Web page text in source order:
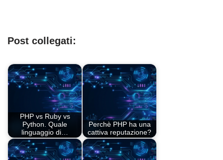
Post collegati:
PHP vs Ruby vs
Python. Quale
linguaggio di…
Perchè PHP ha una
cattiva reputazione?